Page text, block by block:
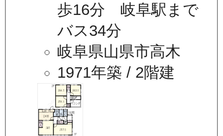
歩16分 岐阜駅まで
バス34分
岐阜県山県市高木
1971年築 / 2階建